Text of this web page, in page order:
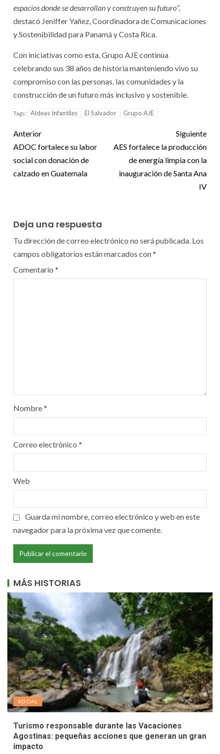
espacios donde se desarrollan y construyen su futuro”,
destacó Jeniffer Yañez, Coordinadora de Comunicaciones
y Sostenibilidad para Panamá y Costa Rica.
Con iniciativas como esta, Grupo AJE continúa
celebrando sus 38 años de historia manteniendo vivo su
compromiso con las personas, las comunidades y la
construcción de un futuro más inclusivo y sostenible.
Tags: Aldeas Infantiles El Salvador Grupo AJE
Anterior
ADOC fortalece su labor
social con donación de
calzado en Guatemala
Siguiente
AES fortalece la producción
de energía limpia con la
inauguración de Santa Ana
IV
Deja una respuesta
Tu dirección de correo electrónico no será publicada. Los
campos obligatorios están marcados con*
Comentario *
Nombre*
Correo electrónico *
Web
Guarda mi nombre, correo electrónico y web en este
navegador para la próxima vez que comente.
MÁS HISTORIAS
SOCIAL
Turismo responsable durante las Vacaciones
Agostinas: pequeñas acciones que generan un gran
impacto